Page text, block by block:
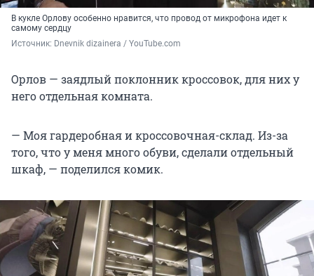
В кукле Орлову особенно нравится, что провод от микрофона идет к
самому сердцу
Источник: Dnevnik dizainera / YouTube.com
Орлов — заядлый поклонник кроссовок, для них у
него отдельная комната.
— Моя гардеробная и кроссовочная-склад. Из-за
того, что у меня много обуви, сделали отдельный
шкаф, — поделился комик.